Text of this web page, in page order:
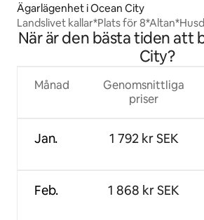
Ägarlägenhet i Ocean City
Landslivet kallar*Plats för
välkomna*Spelhall*
När är den bästa tiden att
City?
Månad
Jan.
Feb.
Genomsnittliga
priser
1 792 kr SEK
1 868 kr SEK